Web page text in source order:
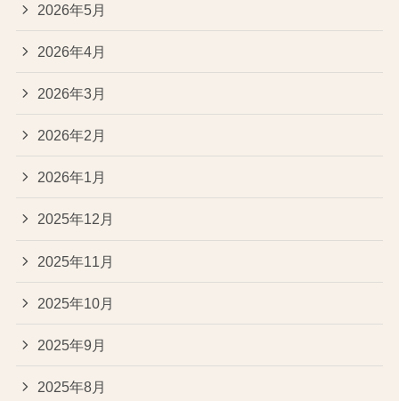
2026年5月
2026年4月
2026年3月
2026年2月
2026年1月
2025年12月
2025年11月
2025年10月
2025年9月
2025年8月